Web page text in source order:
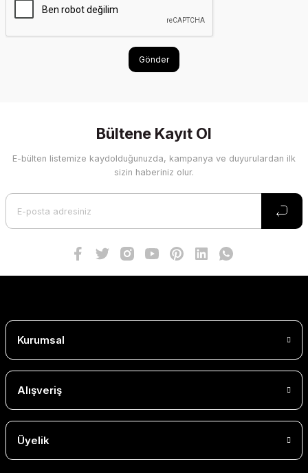
Gönder
Bültene Kayıt Ol
E-bülten listemize kaydolduğunuzda, kampanya ve duyurulardan ilk
sizin haberiniz olur.
Kurumsal
Alışveriş
Üyelik